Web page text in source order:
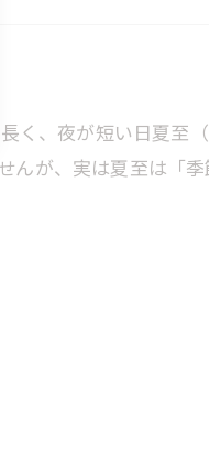
く、夜が短い日夏至
んが、実は夏至は「